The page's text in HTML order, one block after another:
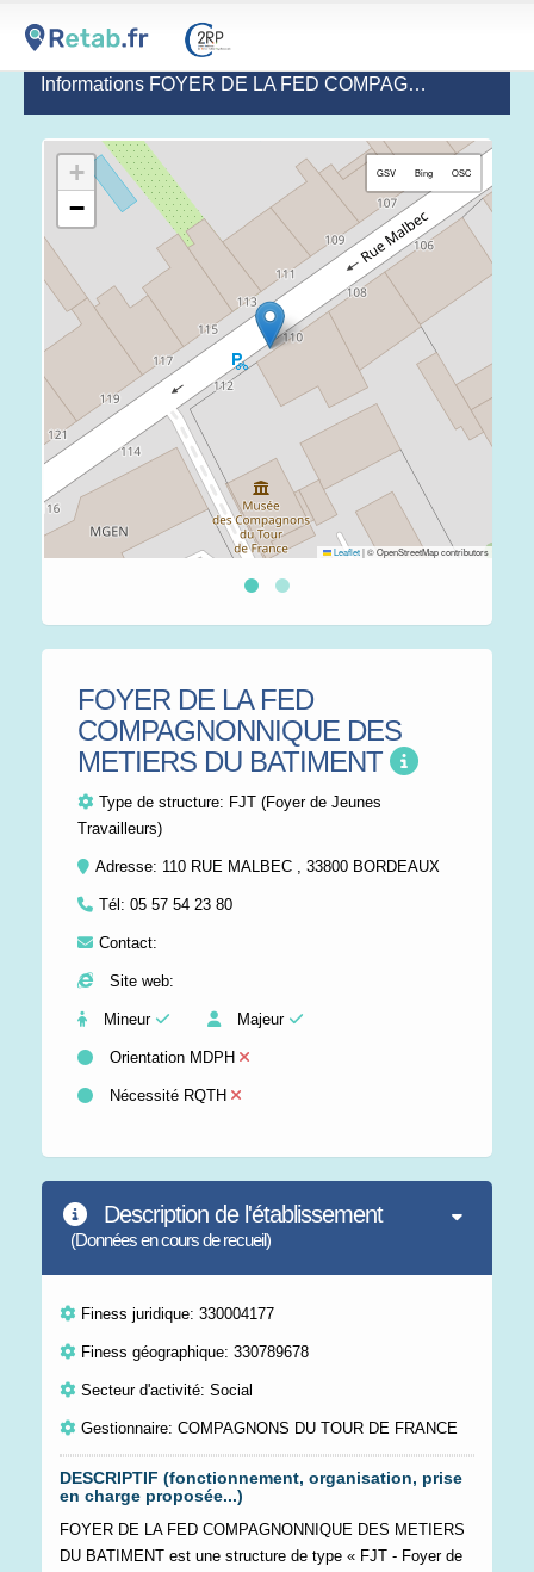
Informations FOYER DE LA FED COMPAGNONNIQUE DES METIERS DU BATIMENT
+
−
GSV Bing OSC
Leaflet|© OpenStreetMap contributors
FOYER DE LA FED
COMPAGNONNIQUE DES
METIERS DU BATIMENT
Type de structure: FJT (Foyer de Jeunes
Travailleurs)
Adresse: 110 RUE MALBEC , 33800 BORDEAUX
Tél: 05 57 54 23 80
Contact:
Site web:
Mineur Majeur
Orientation MDPH
Nécessité RQTH
Description de l'établissement
(Données en cours de recueil)
Finess juridique: 330004177
Finess géographique: 330789678
Secteur d'activité: Social
Gestionnaire: COMPAGNONS DU TOUR DE FRANCE
DESCRIPTIF (fonctionnement, organisation, prise
en charge proposée...)
FOYER DE LA FED COMPAGNONNIQUE DES METIERS
DU BATIMENT est une structure de type « FJT - Foyer de